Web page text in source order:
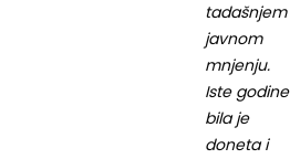
tadašnjem
javnom
mnjenju.
Iste godine
bila je
doneta i